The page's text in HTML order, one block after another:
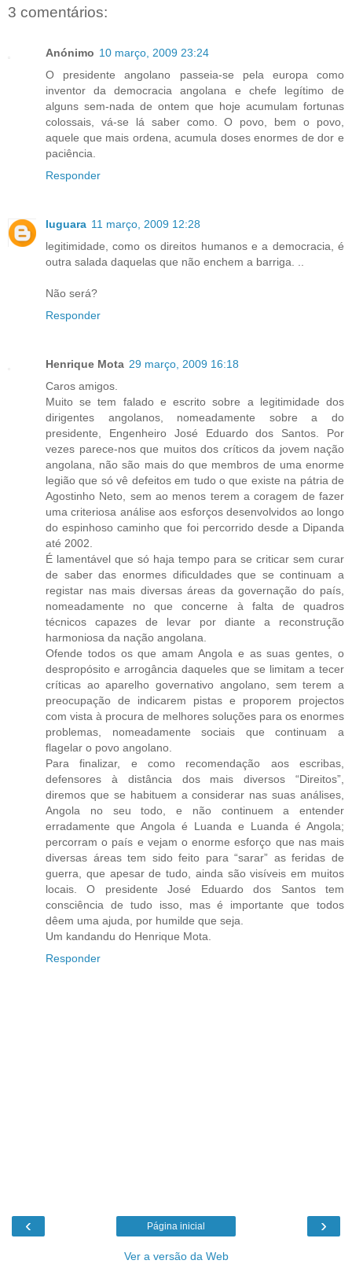
3 comentários:
Anónimo 10 março, 2009 23:24
O presidente angolano passeia-se pela europa como
inventor da democracia angolana e chefe legítimo de
alguns sem-nada de ontem que hoje acumulam fortunas
colossais, vá-se lá saber como. O povo, bem o povo,
aquele que mais ordena, acumula doses enormes de dor e
paciência.
Responder
luguara 11 março, 2009 12:28
legitimidade, como os direitos humanos e a democracia, é
outra salada daquelas que não enchem a barriga. ..
Não será?
Responder
Henrique Mota 29 março, 2009 16:18
Caros amigos.
Muito se tem falado e escrito sobre a legitimidade dos
dirigentes angolanos, nomeadamente sobre a do
presidente, Engenheiro José Eduardo dos Santos. Por
vezes parece-nos que muitos dos críticos da jovem nação
angolana, não são mais do que membros de uma enorme
legião que só vê defeitos em tudo o que existe na pátria de
Agostinho Neto, sem ao menos terem a coragem de fazer
uma criteriosa análise aos esforços desenvolvidos ao longo
do espinhoso caminho que foi percorrido desde a Dipanda
até 2002.
É lamentável que só haja tempo para se criticar sem curar
de saber das enormes dificuldades que se continuam a
registar nas mais diversas áreas da governação do país,
nomeadamente no que concerne à falta de quadros
técnicos capazes de levar por diante a reconstrução
harmoniosa da nação angolana.
Ofende todos os que amam Angola e as suas gentes, o
despropósito e arrogância daqueles que se limitam a tecer
críticas ao aparelho governativo angolano, sem terem a
preocupação de indicarem pistas e proporem projectos
com vista à procura de melhores soluções para os enormes
problemas, nomeadamente sociais que continuam a
flagelar o povo angolano.
Para finalizar, e como recomendação aos escribas,
defensores à distância dos mais diversos “Direitos”,
diremos que se habituem a considerar nas suas análises,
Angola no seu todo, e não continuem a entender
erradamente que Angola é Luanda e Luanda é Angola;
percorram o país e vejam o enorme esforço que nas mais
diversas áreas tem sido feito para “sarar” as feridas de
guerra, que apesar de tudo, ainda são visíveis em muitos
locais. O presidente José Eduardo dos Santos tem
consciência de tudo isso, mas é importante que todos
dêem uma ajuda, por humilde que seja.
Um kandandu do Henrique Mota.
Responder
‹ ›
Página inicial
Ver a versão da Web